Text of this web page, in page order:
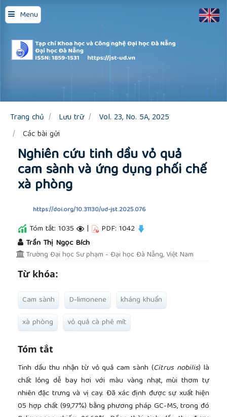
Menu
Quick
jump
to
page
content
Main
Sidebar
Trang chủ Lưu trữ
Vol. 23, No. 5A, 2025
Các bài gửi
Nghiên cứu tinh dầu vỏ quả
cam sành và ứng dụng phối chế
xà phòng
https://doi.org/10.31130/ud-jst.2025.076
Tóm tắt: 1035 | PDF: 1042
Trần Thị Ngọc Bích
Trường Đại học Sư phạm - Đại học Đà Nẵng, Việt Nam
Từ khóa:
Cam sành D-limonene
kháng khuẩn
xà phòng
vỏ quả cà phê mít
Tóm tắt
Tinh dầu thu nhận từ vỏ quả cam sành (Citrus nobilis) là
chất lỏng dễ bay hơi với màu vàng nhạt, mùi thơm tự
nhiên đặc trưng và vị cay. Đã xác định được sự xuất hiện
05 hợp chất (99,77%) bằng phương pháp GC-MS, trong đó